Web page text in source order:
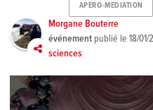
APERO-MEDIATION
Morgane Bouterre
événement publié le18/01/
sciences